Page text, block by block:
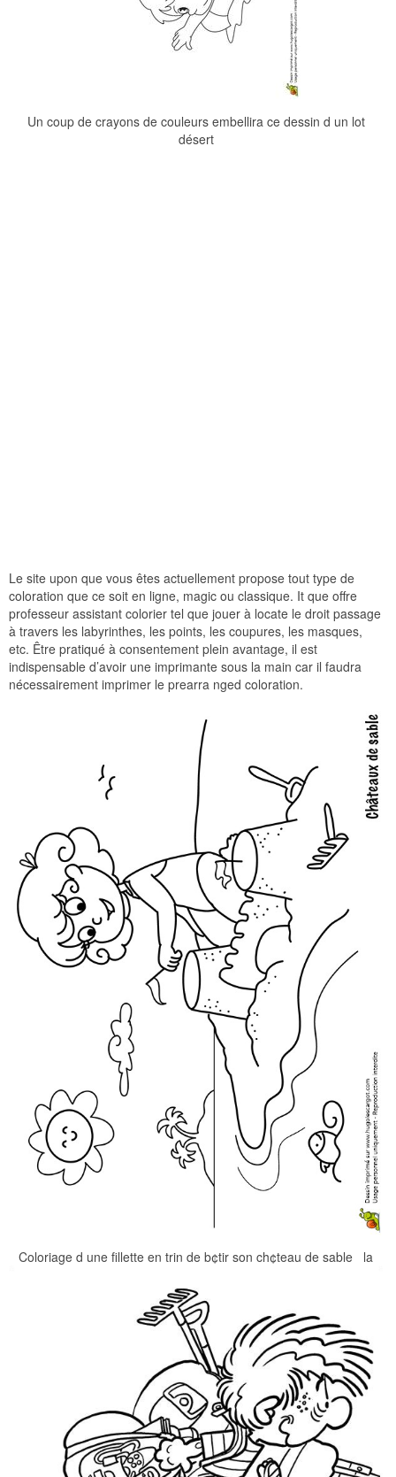
Un coup de crayons de couleurs embellira ce dessin d un lot
désert
Le site upon que vous êtes actuellement propose tout type de
coloration que ce soit en ligne, magic ou classique. It que offre
professeur assistant colorier tel que jouer à locate le droit passage
à travers les labyrinthes, les points, les coupures, les masques,
etc. Être pratiqué à consentement plein avantage, il est
indispensable d’avoir une imprimante sous la main car il faudra
nécessairement imprimer le prearra nged coloration.
Coloriage d une fillette en trin de b¢tir son ch¢teau de sable la